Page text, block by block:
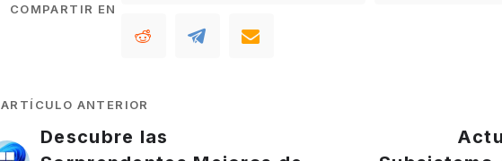
COMPARTIR EN
ARTÍCULO ANTERIOR
Descubre las